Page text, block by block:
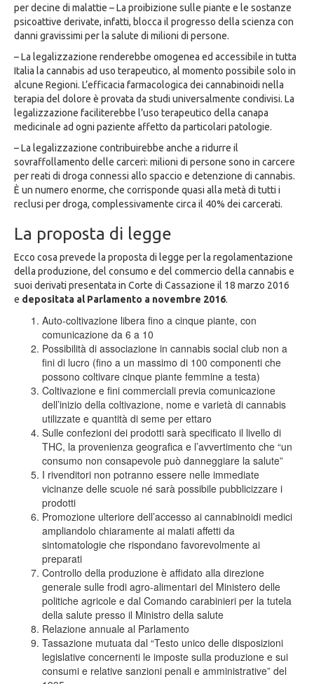
per decine di malattie – La proibizione sulle piante e le sostanze
psicoattive derivate, infatti, blocca il progresso della scienza con
danni gravissimi per la salute di milioni di persone.
– La legalizzazione renderebbe omogenea ed accessibile in tutta
Italia la cannabis ad uso terapeutico, al momento possibile solo in
alcune Regioni. L’efficacia farmacologica dei cannabinoidi nella
terapia del dolore è provata da studi universalmente condivisi. La
legalizzazione faciliterebbe l’uso terapeutico della canapa
medicinale ad ogni paziente affetto da particolari patologie.
– La legalizzazione contribuirebbe anche a ridurre il
sovraffollamento delle carceri: milioni di persone sono in carcere
per reati di droga connessi allo spaccio e detenzione di cannabis.
È un numero enorme, che corrisponde quasi alla metà di tutti i
reclusi per droga, complessivamente circa il 40% dei carcerati.
La proposta di legge
Ecco cosa prevede la proposta di legge per la regolamentazione
della produzione, del consumo e del commercio della cannabis e
suoi derivati presentata in Corte di Cassazione il 18 marzo 2016
e depositata al Parlamento a novembre 2016.
Auto-coltivazione libera fino a cinque piante, con
comunicazione da 6 a 10
Possibilità di associazione in cannabis social club non a
fini di lucro (fino a un massimo di 100 componenti che
possono coltivare cinque piante femmine a testa)
Coltivazione e fini commerciali previa comunicazione
dell’inizio della coltivazione, nome e varietà di cannabis
utilizzate e quantità di seme per ettaro
Sulle confezioni dei prodotti sarà specificato il livello di
THC, la provenienza geografica e l’avvertimento che “un
consumo non consapevole può danneggiare la salute”
I rivenditori non potranno essere nelle immediate
vicinanze delle scuole né sarà possibile pubblicizzare i
prodotti
Promozione ulteriore dell’accesso ai cannabinoidi medici
ampliandolo chiaramente ai malati affetti da
sintomatologie che rispondano favorevolmente ai
preparati
Controllo della produzione è affidato alla direzione
generale sulle frodi agro-alimentari del Ministero delle
politiche agricole e dal Comando carabinieri per la tutela
della salute presso il Ministro della salute
Relazione annuale al Parlamento
Tassazione mutuata dal “Testo unico delle disposizioni
legislative concernenti le imposte sulla produzione e sui
consumi e relative sanzioni penali e amministrative” del